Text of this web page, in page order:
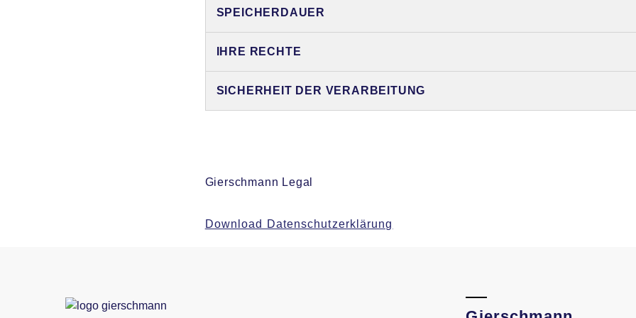
SPEICHERDAUER
IHRE RECHTE
SICHERHEIT DER VERARBEITUNG
Gierschmann Legal
Download Datenschutzerklärung